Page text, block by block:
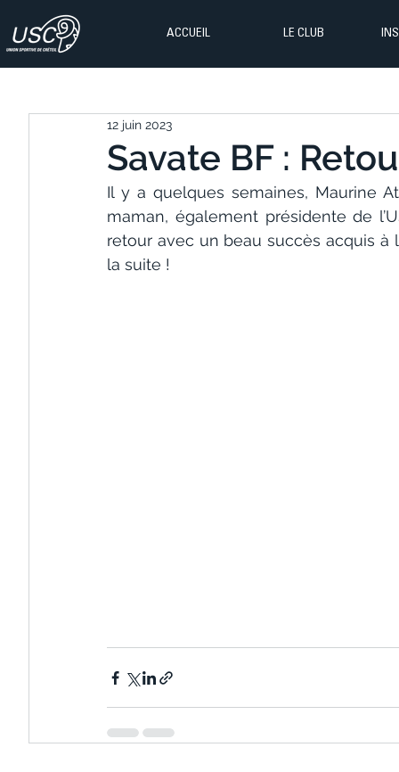
ACCUEIL LE CLUB
Savate BF :
12 juin 2023
Il y a quelques semaines, Maurine
maman, également présidente de
retour avec un beau succès acquis à
la suite !